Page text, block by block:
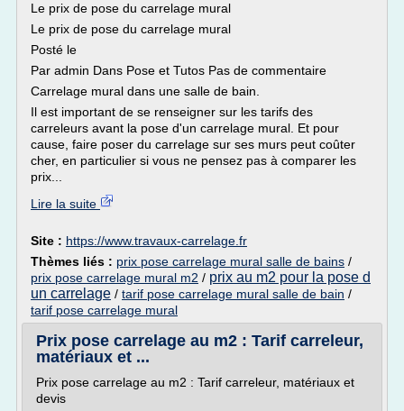
Le prix de pose du carrelage mural
Le prix de pose du carrelage mural
Posté le
Par admin Dans Pose et Tutos Pas de commentaire
Carrelage mural dans une salle de bain.
Il est important de se renseigner sur les tarifs des
carreleurs avant la pose d'un carrelage mural. Et pour
cause, faire poser du carrelage sur ses murs peut coûter
cher, en particulier si vous ne pensez pas à comparer les
prix...
Lire la suite
Site : https://www.travaux-carrelage.fr
Thèmes liés : prix pose carrelage mural salle de bains /
prix pose carrelage mural m2 / prix au m2 pour la pose d
un carrelage / tarif pose carrelage mural salle de bain /
tarif pose carrelage mural
Prix pose carrelage au m2 : Tarif carreleur,
matériaux et ...
Prix pose carrelage au m2 : Tarif carreleur, matériaux et
devis